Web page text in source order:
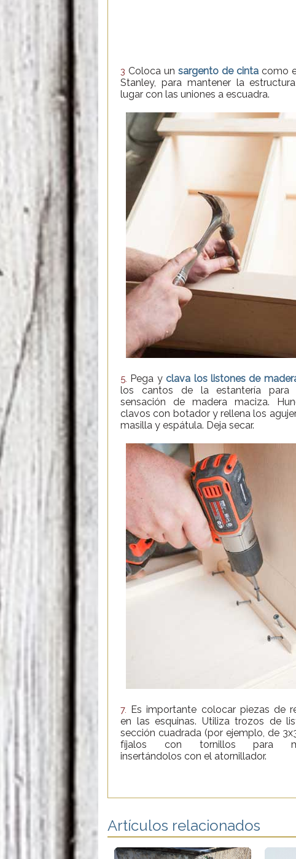
3 Coloca un sargento de cinta como
Stanley, para mantener la
lugar con las uniones a escuadra.
5. Pega yclava los listones de
los cantos de la estantería para
sensación de madera maciza.
clavos con botador y rellena los
masilla y espátula. Deja secar.
7. Es importante colocar piezas de
en las esquinas. Utiliza trozos de
sección cuadrada (por ejemplo, de
fíjalos con tornillos para
insertándolos con el atornillador.
Artículos relacionados